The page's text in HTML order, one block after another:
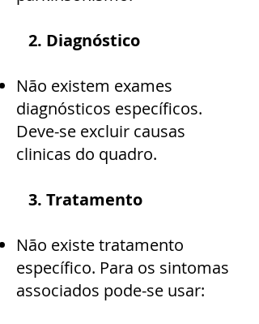
2. Diagnóstico
Não existem exames
diagnósticos específicos.
Deve-se excluir causas
clinicas do quadro.
3. Tratamento
Não existe tratamento
específico. Para os sintomas
associados pode-se usar: